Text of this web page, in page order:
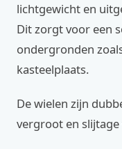
lichtgewicht en
Dit zorgt voor een
ondergronden
kasteelplaats.
De wielen zijn
vergroot en